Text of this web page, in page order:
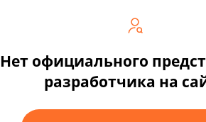
Нет официального
разработчика на